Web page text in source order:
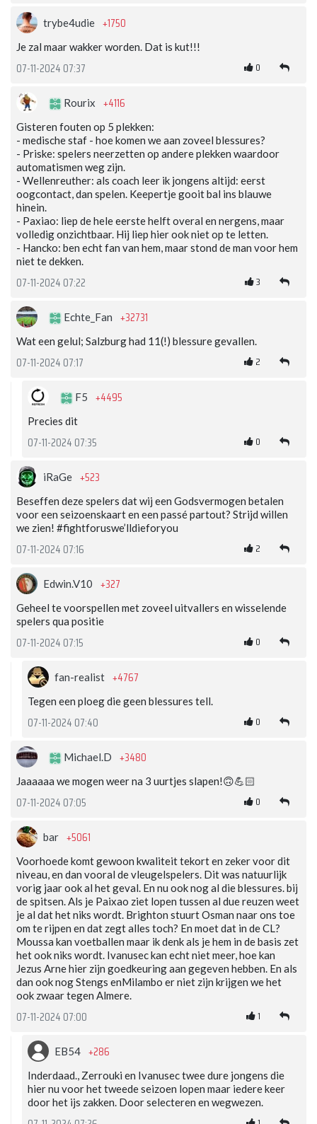
trybe4udie +1750
Je zal maar wakker worden. Dat is kut!!!
07-11-2024 07:37 0
Rourix +4116
Gisteren fouten op 5 plekken:
- medische staf - hoe komen we aan zoveel blessures?
- Priske: spelers neerzetten op andere plekken waardoor
automatismen weg zijn.
- Wellenreuther: als coach leer ik jongens altijd: eerst
oogcontact, dan spelen. Keepertje gooit bal ins blauwe
hinein.
- Paxiao: liep de hele eerste helft overal en nergens, maar
volledig onzichtbaar. Hij liep hier ook niet op te letten.
- Hancko: ben echt fan van hem, maar stond de man voor hem
niet te dekken.
07-11-2024 07:22 3
Echte_Fan +32731
Wat een gelul; Salzburg had 11(!) blessure gevallen.
07-11-2024 07:17 2
F5 +4495
Precies dit
07-11-2024 07:35 0
iRaGe +523
Beseffen deze spelers dat wij een Godsvermogen betalen
voor een seizoenskaart en een passé partout? Strijd willen
we zien! #fightforuswe’lldieforyou
07-11-2024 07:16 2
Edwin.V10 +327
Geheel te voorspellen met zoveel uitvallers en wisselende
spelers qua positie
07-11-2024 07:15 0
fan-realist +4767
Tegen een ploeg die geen blessures tell.
07-11-2024 07:40 0
Michael.D +3480
Jaaaaaa we mogen weer na 3 uurtjes slapen!🙃💪🏻
07-11-2024 07:05 0
bar +5061
Voorhoede komt gewoon kwaliteit tekort en zeker voor dit
niveau, en dan vooral de vleugelspelers. Dit was natuurlijk
vorig jaar ook al het geval. En nu ook nog al die blessures. bij
de spitsen. Als je Paixao ziet lopen tussen al due reuzen weet
je al dat het niks wordt. Brighton stuurt Osman naar ons toe
om te rijpen en dat zegt alles toch? En moet dat in de CL?
Moussa kan voetballen maar ik denk als je hem in de basis zet
het ook niks wordt. Ivanusec kan echt niet meer, hoe kan
Jezus Arne hier zijn goedkeuring aan gegeven hebben. En als
dan ook nog Stengs enMilambo er niet zijn krijgen we het
ook zwaar tegen Almere.
07-11-2024 07:00 1
EB54 +286
Inderdaad., Zerrouki en Ivanusec twee dure jongens die
hier nu voor het tweede seizoen lopen maar iedere keer
door het ijs zakken. Door selecteren en wegwezen.